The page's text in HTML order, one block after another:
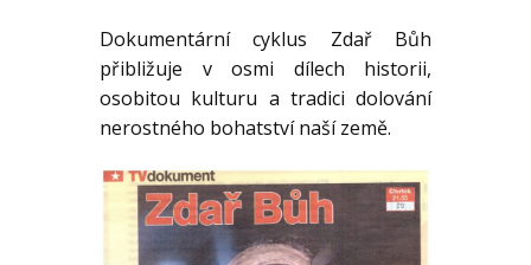
Dokumentární cyklus Zdař Bůh
přibližuje v osmi dílech historii,
osobitou kulturu a tradici dolování
nerostného bohatství naší země.